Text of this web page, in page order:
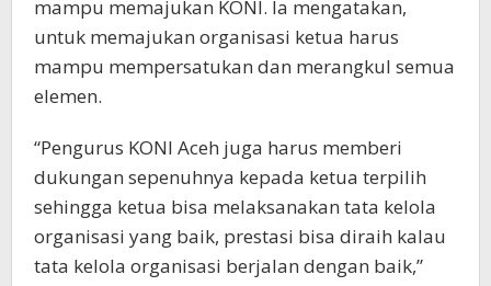
mampu memajukan KONI. Ia mengatakan,
untuk memajukan organisasi ketua harus
mampu mempersatukan dan merangkul semua
elemen.
“Pengurus KONI Aceh juga harus memberi
dukungan sepenuhnya kepada ketua terpilih
sehingga ketua bisa melaksanakan tata kelola
organisasi yang baik, prestasi bisa diraih kalau
tata kelola organisasi berjalan dengan baik,”